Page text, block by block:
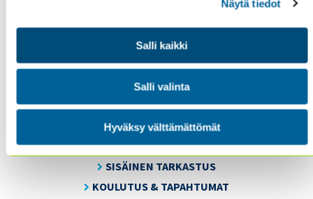
Näytä tiedot
Salli kaikki
Salli valinta
Hyväksy välttämättömät
Sisäiset tarkastajat ry / Oy Inreviso Ab
Energiakuja 3
FI 00180 Helsinki
Tel. +358 (0)50 505 6669
SISÄINEN TARKASTUS
KOULUTUS & TAPAHTUMAT